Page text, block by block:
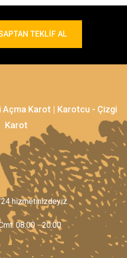
TEKLIF AL
Açma Karot | Karotcu - Çizgi
Karot
hizmetinizdeyiz.
08:00 - 20:00